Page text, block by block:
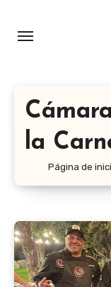
la
Página de